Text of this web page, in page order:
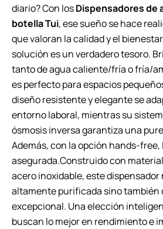
diario? Con losDispensadores de
botella Tui, ese sueño se hace
que valoran la calidad y el
solución es un verdadero tesoro.
tanto de agua caliente/fría o fría/
es perfecto para espacios
diseño resistente y elegante se
entorno laboral, mientras su
ósmosis inversa garantiza una
Además, con la opción hands-free,
asegurada.Construido con
acero inoxidable, este dispensador
altamente purificada sino también
excepcional. Una elección
buscan lo mejor en rendimiento e